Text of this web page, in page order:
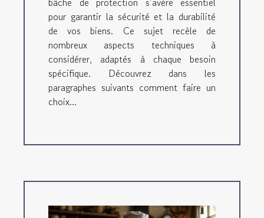
pour garantir la sécurité et la durabilité
de vos biens. Ce sujet recèle de
nombreux aspects techniques à
considérer, adaptés à chaque besoin
spécifique. Découvrez dans les
paragraphes suivants comment faire un
choix...